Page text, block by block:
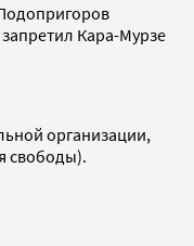
Кара-Мурзе
организации,
свободы).